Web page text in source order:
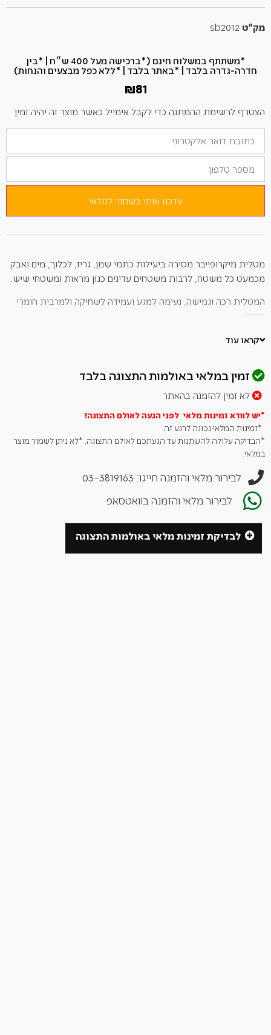
מק"ט
*משתתף במשלוח חינם (*ברכישה מעל 400 ש״ח​ | *בין
חדרה-גדרה בלבד | *באתר בלבד | *ללא כפל מבצעים והנחות)
₪81
הצטרף לרשימת ההמתנה כדי לקבל אימייל כאשר מוצר זה יהיה זמין
הזן
את
כתובת
הדוא"ל
שלך
כדי
למוצר
מספר
טלפון
עדכנו אותי כשחזר למלאי
מטלית מיקרופייבר מסירה ביעילות כתמי שמן, גריז, לכלוך, מים ואבק
מכמעט כל משטח, לרבות משטחים עדינים כגון מראות ומשטחי שיש.
המטלית רכה וגמישה, נעימה למגע ועמידה לשחיקה ולמרבית חומרי
הניקוי.
מעלות צלזיוס ובעוצמת סחיטה גבוהה.
מפרט:
מידות המטלית: 36X36
יצרן: 3M
קראו עוד
זמין במלאי באולמות התצוגה בלבד
לא זמין להזמנה בהאתר
*יש לוודא זמינות מלאי לפני הגעה לאולם התצוגה!
*זמינות המלאי נכונה לרגע זה.
*הבדיקה עלולה להשתנות עד הגעתכם לאולם התצוגה. *לא ניתן לשמור מוצר
במלאי.
לבירור מלאי והזמנה חייגו: 03-3819163
לבירור מלאי והזמנה בוואטסאפ
לבדיקת זמינות מלאי באולמות התצוגה